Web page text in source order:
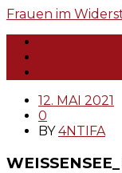
Frauen im
12. MAI 2021
0
BY4NTIFA